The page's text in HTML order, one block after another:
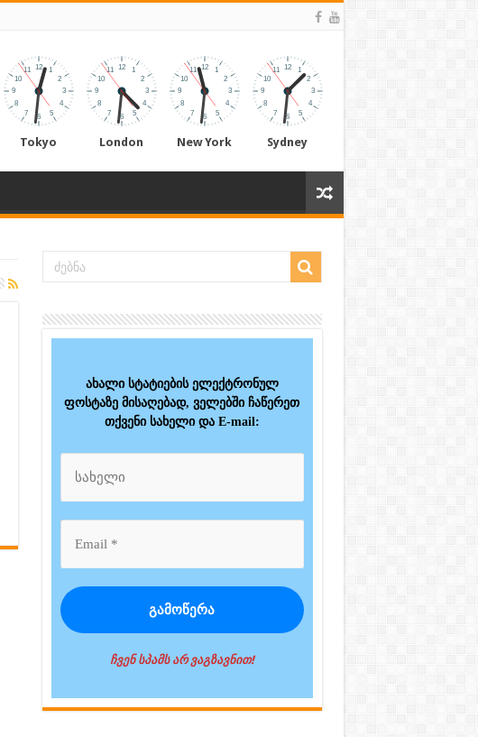
Tokyo London New York Sydney
ახალი სტატიების ელექტრონულ
ფოსტაზე მისაღებად, ველებში ჩაწერეთ
თქვენი სახელი და E-mail:
ჩვენ სპამს არ ვაგზავნით!